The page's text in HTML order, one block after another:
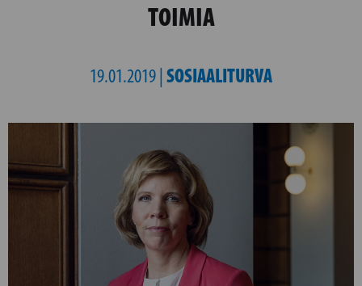
TOIMIA
19.01.2019 | SOSIAALITURVA